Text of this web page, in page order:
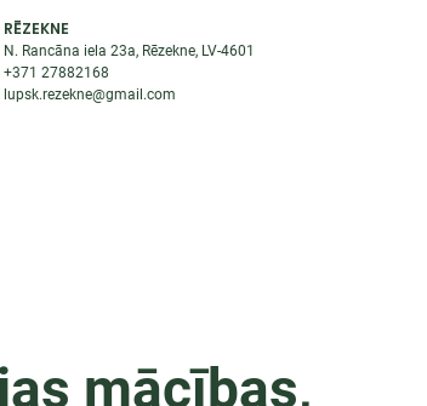
RĒZEKNE
N. Rancāna iela 23a, Rēzekne, LV-4601
+37127882168
lupsk.rezekne@gmail.com
mācības,